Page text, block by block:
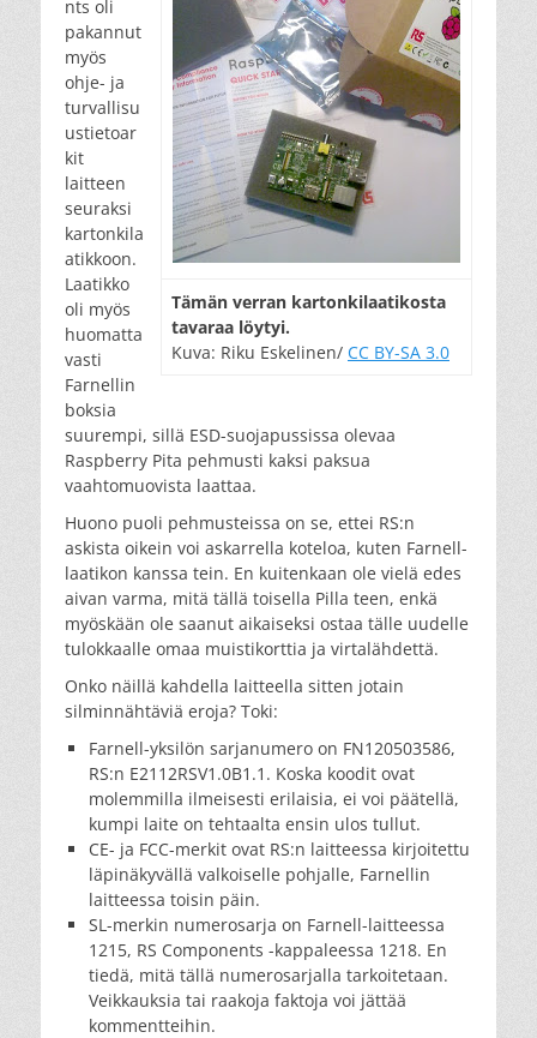
Tä­män ver­ran kar­ton­ki­laa­ti­kos­ta
ta­va­raa löy­tyi.
Kuva: Riku Eskelinen/ CC BY-SA 3.0
nts oli
pakannut
myös
ohje- ja
turvallisu
ustietoar
kit
laitteen
seuraksi
kartonkila
atikkoon.
Laatikko
oli myös
huomatta
vasti
Farnellin
boksia
suurempi, sillä ESD-suojapussissa olevaa
Raspberry Pita pehmusti kaksi paksua
vaahtomuovista laattaa.
Huono puoli pehmusteissa on se, ettei RS:n
askista oikein voi askarrella koteloa, kuten Farnell-
laatikon kanssa tein. En kuitenkaan ole vielä edes
aivan varma, mitä tällä toisella Pilla teen, enkä
myöskään ole saanut aikaiseksi ostaa tälle uudelle
tulokkaalle omaa muistikorttia ja virtalähdettä.
Onko näillä kahdella laitteella sitten jotain
silminnähtäviä eroja? Toki:
Farnell-yksilön sarjanumero on FN120503586,
RS:n E2112RSV1.0B1.1. Koska koodit ovat
molemmilla ilmeisesti erilaisia, ei voi päätellä,
kumpi laite on tehtaalta ensin ulos tullut.
CE- ja FCC-merkit ovat RS:n laitteessa kirjoitettu
läpinäkyvällä valkoiselle pohjalle, Farnellin
laitteessa toisin päin.
SL-merkin numerosarja on Farnell-laitteessa
1215, RS Components -kappaleessa 1218. En
tiedä, mitä tällä numerosarjalla tarkoitetaan.
Veikkauksia tai raakoja faktoja voi jättää
kommentteihin.